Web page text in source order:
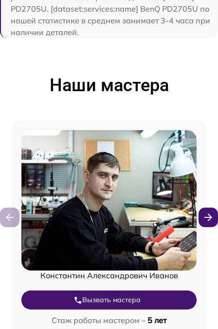
PD2705U. [dataset:services:name] BenQ PD2705U по
нашей статистике в среднем занимает 3-4 часа при
наличии деталей.
Наши мастера
Константин Александрович Иванов
Вызвать мастера
Стаж работы мастером – 5 лет